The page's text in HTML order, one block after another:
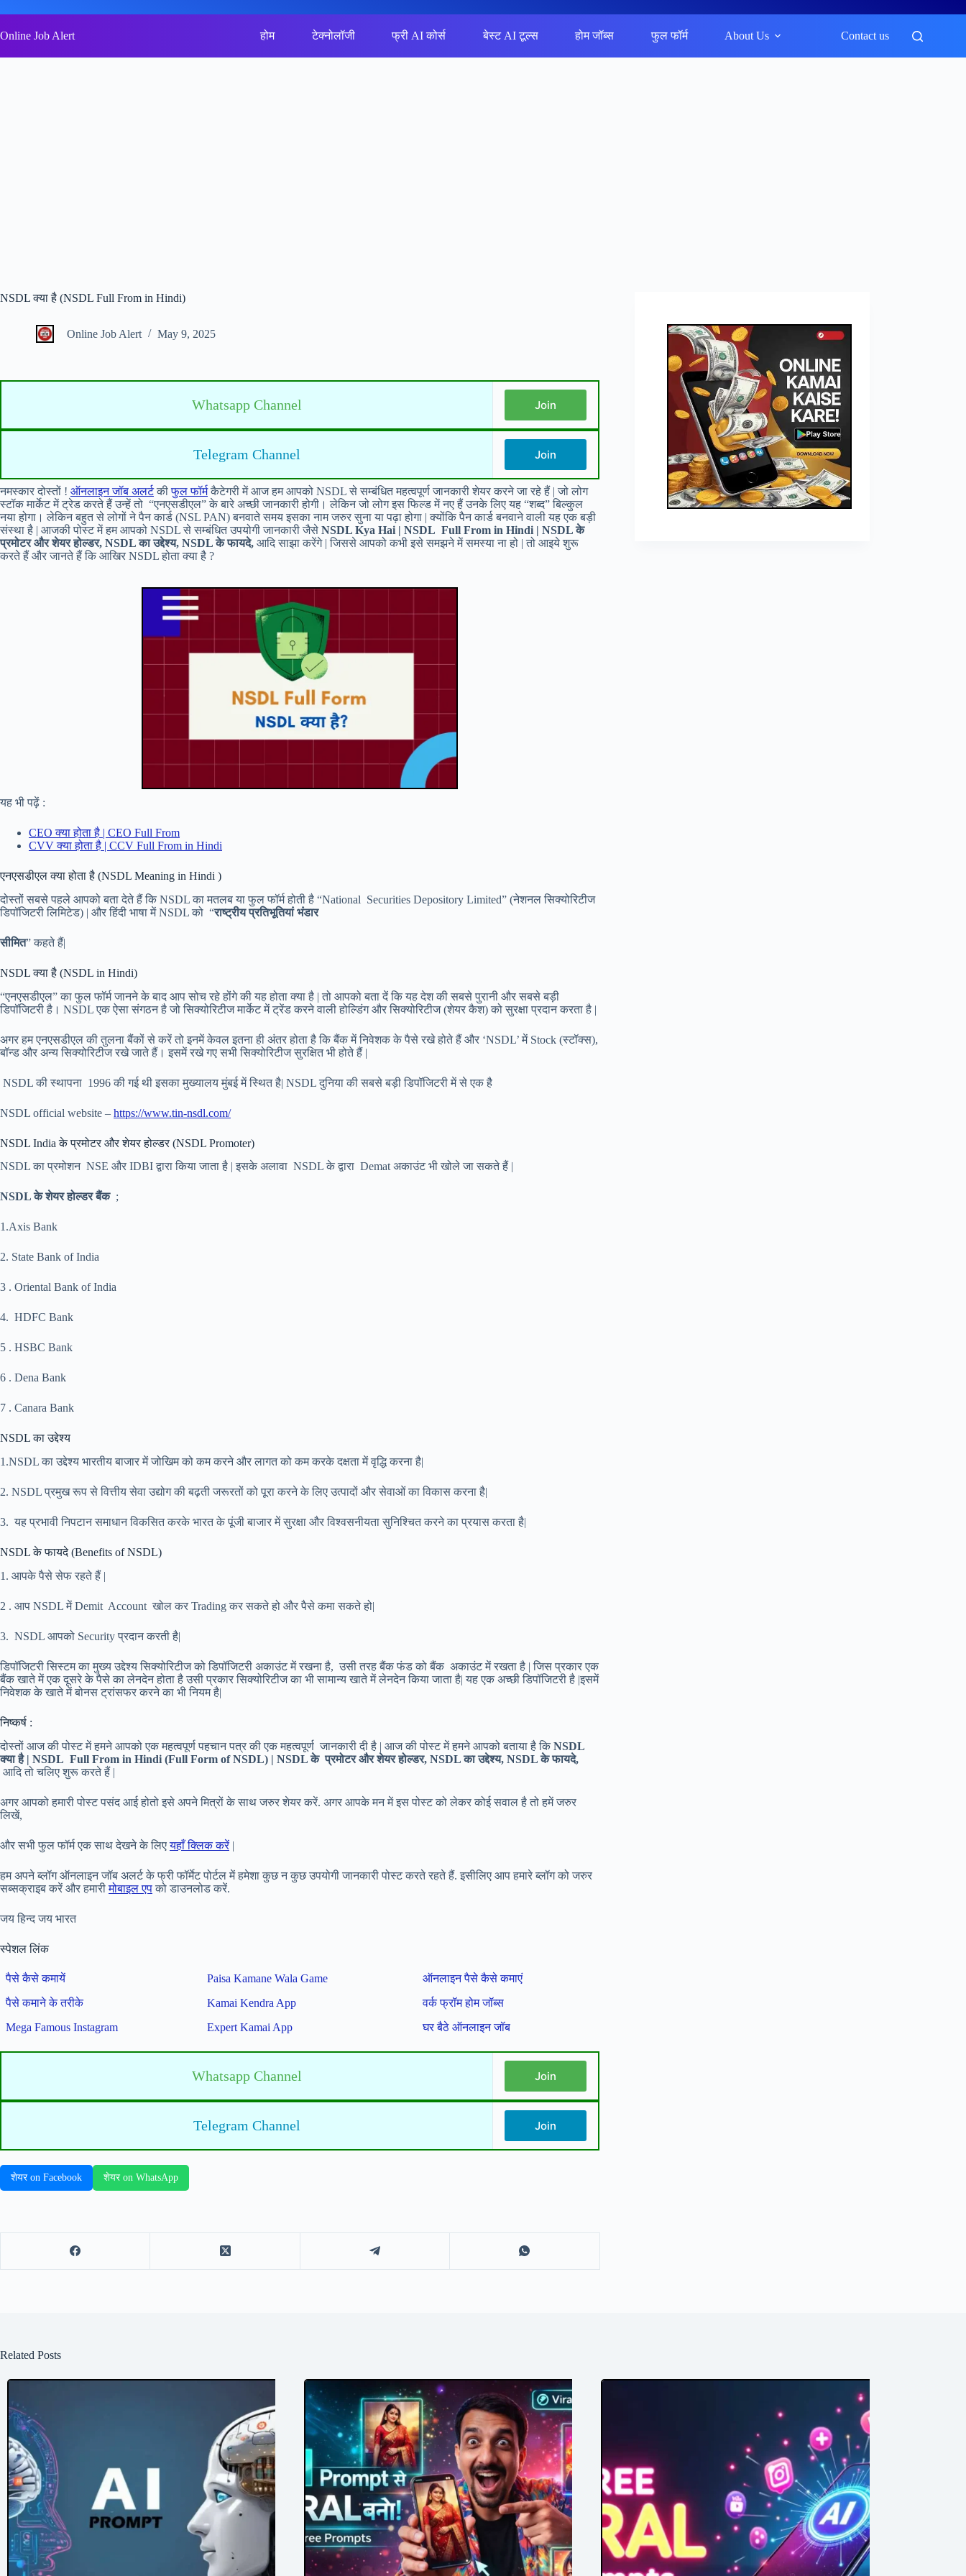
to
content
Online Job Alert होम टेक्नोलॉजी फ्री AI कोर्स बेस्ट AI टूल्स होम जॉब्स फुल फॉर्म About Us Contact us
NSDL क्या है (NSDL Full From in Hindi)
Online Job Alert May 9, 2025
Whatsapp Channel Join
Telegram Channel Join
नमस्कार दोस्तों ! ऑनलाइन जॉब अलर्टकीफुल फॉर्मकैटेगरी में आज हम आपको NSDL से सम्बंधित महत्वपूर्ण जानकारी शेयर करने जा रहे हैं | जो लोग
स्टॉक मार्केट में ट्रेड करते हैं उन्हें तो “एनएसडीएल” के बारे अच्छी जानकारी होगी। लेकिन जो लोग इस फिल्ड में नए हैं उनके लिए यह “शब्द” बिल्कुल
नया होगा। लेकिन बहुत से लोगों ने पैन कार्ड (NSL PAN) बनवाते समय इसका नाम जरुर सुना या पढ़ा होगा | क्योंकि पैन कार्ड बनवाने वाली यह एक बड़ी
संस्था है | आजकी पोस्ट में हम आपको NSDL से सम्बंधित उपयोगी जानकारी जैसे NSDL Kya Hai | NSDL Full From in Hindi | NSDL के
प्रमोटर और शेयर होल्डर, NSDL का उद्देश्य, NSDL के फायदे, आदि साझा करेंगे | जिससे आपको कभी इसे समझने में समस्या ना हो | तो आइये शुरू
करते हैं और जानते हैं कि आखिर NSDL होता क्या है ?
यह भी पढ़ें :
CEO क्या होता है | CEO Full From
CVV क्या होता है | CCV Full From in Hindi
एनएसडीएल क्या होता है (NSDL Meaning in Hindi )
दोस्तों सबसे पहले आपको बता देते हैं कि NSDL का मतलब या फुल फॉर्म होती है “National Securities Depository Limited” (नेशनल सिक्योरिटीज
डिपॉजिटरी लिमिटेड) | और हिंदी भाषा में NSDL को “राष्ट्रीय प्रतिभूतियां भंडार
सीमित” कहते हैं|
NSDL क्या है (NSDL in Hindi)
“एनएसडीएल” का फुल फॉर्म जानने के बाद आप सोच रहे होंगे की यह होता क्या है | तो आपको बता दें कि यह देश की सबसे पुरानी और सबसे बड़ी
डिपॉजिटरी है। NSDL एक ऐसा संगठन है जो सिक्योरिटीज मार्केट में ट्रेंड करने वाली होल्डिंग और सिक्योरिटीज (शेयर कैश) को सुरक्षा प्रदान करता है |
अगर हम एनएसडीएल की तुलना बैंकों से करें तो इनमें केवल इतना ही अंतर होता है कि बैंक में निवेशक के पैसे रखे होते हैं और ‘NSDL’ में Stock (स्टॉक्स),
बॉन्ड और अन्य सिक्योरिटीज रखे जाते हैं। इसमें रखे गए सभी सिक्योरिटीज सुरक्षित भी होते हैं |
NSDL की स्थापना 1996 की गई थी इसका मुख्यालय मुंबई में स्थित है| NSDL दुनिया की सबसे बड़ी डिपॉजिटरी में से एक है
NSDL official website – https://www.tin-nsdl.com/
NSDL India के प्रमोटर और शेयर होल्डर (NSDL Promoter)
NSDL का प्रमोशन NSE और IDBI द्वारा किया जाता है | इसके अलावा NSDL के द्वारा Demat अकाउंट भी खोले जा सकते हैं |
NSDL के शेयर होल्डर बैंक;
1.Axis Bank
2. State Bank of India
3 . Oriental Bank of India
4. HDFC Bank
5 . HSBC Bank
6 . Dena Bank
7 . Canara Bank
NSDL का उद्देश्य
1.NSDL का उद्देश्य भारतीय बाजार में जोखिम को कम करने और लागत को कम करके दक्षता में वृद्धि करना है|
2. NSDL प्रमुख रूप से वित्तीय सेवा उद्योग की बढ़ती जरूरतों को पूरा करने के लिए उत्पादों और सेवाओं का विकास करना है|
3. यह प्रभावी निपटान समाधान विकसित करके भारत के पूंजी बाजार में सुरक्षा और विश्वसनीयता सुनिश्चित करने का प्रयास करता है|
NSDL के फायदे (Benefits of NSDL)
1. आपके पैसे सेफ रहते हैं |
2 . आप NSDL में Demit Account खोल कर Trading कर सकते हो और पैसे कमा सकते हो|
3. NSDL आपको Security प्रदान करती है|
डिपॉजिटरी सिस्टम का मुख्य उद्देश्य सिक्योरिटीज को डिपॉजिटरी अकाउंट में रखना है, उसी तरह बैंक फंड को बैंक अकाउंट में रखता है | जिस प्रकार एक
बैंक खाते में एक दूसरे के पैसे का लेनदेन होता है उसी प्रकार सिक्योरिटीज का भी सामान्य खाते में लेनदेन किया जाता है| यह एक अच्छी डिपॉजिटरी है |इसमें
निवेशक के खाते में बोनस ट्रांसफर करने का भी नियम है|
निष्कर्ष :
दोस्तों आज की पोस्ट में हमने आपको एक महत्वपूर्ण पहचान पत्र की एक महत्वपूर्ण जानकारी दी है | आज की पोस्ट में हमने आपको बताया है कि NSDL
क्या है | NSDL Full From in Hindi (Full Form of NSDL) | NSDL के प्रमोटर और शेयर होल्डर, NSDL का उद्देश्य, NSDL के फायदे,
आदि तो चलिए शुरू करते हैं |
अगर आपको हमारी पोस्ट पसंद आई होतो इसे अपने मित्रों के साथ जरुर शेयर करें. अगर आपके मन में इस पोस्ट को लेकर कोई सवाल है तो हमें जरुर
लिखें,
और सभी फुल फॉर्म एक साथ देखने के लिएयहाँ क्लिक करें|
हम अपने ब्लॉग ऑनलाइन जॉब अलर्ट के फ्री फॉर्मेट पोर्टल में हमेशा कुछ न कुछ उपयोगी जानकारी पोस्ट करते रहते हैं. इसीलिए आप हमारे ब्लॉग को जरुर
सब्सक्राइब करें और हमारीमोबाइल एपको डाउनलोड करें.
जय हिन्द जय भारत
स्पेशल लिंक
पैसे कैसे कमायें Paisa Kamane Wala Game
ऑनलाइन पैसे कैसे कमाएं
पैसे कमाने के तरीके
Kamai Kendra App
वर्क फ्रॉम होम जॉब्स
Mega Famous Instagram
Expert Kamai App घर बैठे ऑनलाइन जॉब
Whatsapp Channel Join
Telegram Channel Join
शेयर on Facebook शेयर on WhatsApp
Related Posts